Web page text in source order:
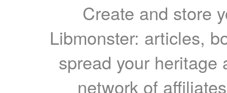
Create and store
Libmonster: articles,
spread your heritage
network of